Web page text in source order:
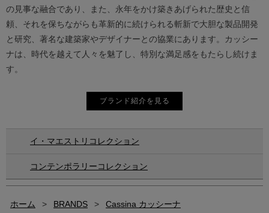
の見事な融合であり、また、永年をかけ築きあげられた歴史と信
頼、それを保ちながらも革新的に続けられる斬新で大胆な製品開発
と研究、著名な建築家やデザイナーとの協業にあります。カッシー
ナは、時代を越えて人々を魅了し、特別な満足感をもたらし続けま
す。
ブランド紹介を見る
イ・マエストリコレクション
コンテンポラリーコレクション
ホーム > BRANDS > Cassina カッシーナ